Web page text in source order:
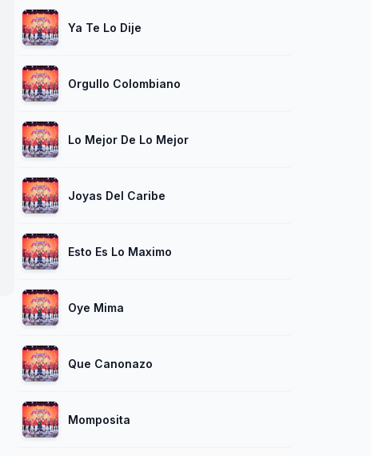
Ya Te Lo Dije
Orgullo Colombiano
Lo Mejor De Lo Mejor
Joyas Del Caribe
Esto Es Lo Maximo
Oye Mima
Que Canonazo
Momposita